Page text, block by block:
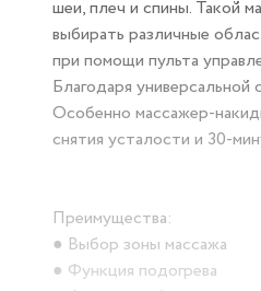
шеи, плеч и спины. Такой
выбирать различные
при помощи пульта
Благодаря
Особенно массажер-
снятия усталости и 30-
Преимущества:
● Выбор зоны массажа
● Функция подогрева